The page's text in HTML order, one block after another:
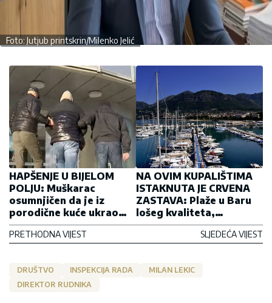
Foto: Jutjub printskrin/Milenko Jelić
HAPŠENJE U BIJELOM
POLJU: Muškarac
osumnjičen da je iz
porodične kuće ukrao
470 evra
PRETHODNA VIJEST
NA OVIM KUPALIŠTIMA
ISTAKNUTA JE CRVENA
ZASTAVA: Plaže u Baru
lošeg kvaliteta,
zabranjeno kupanje
SLJEDEĆA VIJEST
DRUŠTVO INSPEKCIJA RADA
MILAN LEKIC
DIREKTOR RUDNIKA